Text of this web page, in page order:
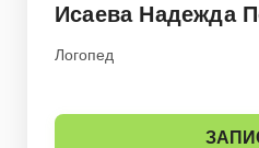
Исаева Надежда
Логопед